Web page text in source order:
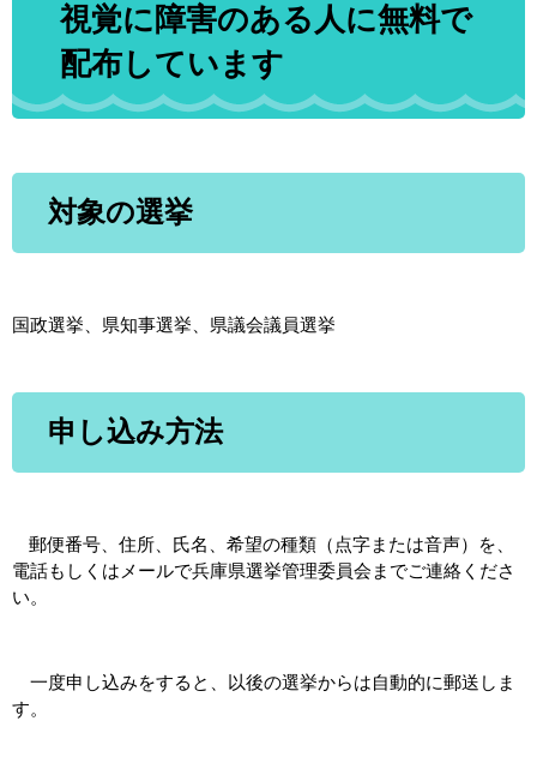
視覚に障害のある人に無料で
配布しています
対象の選挙
国政選挙、県知事選挙、県議会議員選挙
申し込み方法
郵便番号、住所、氏名、希望の種類（点字または音声）を、
電話もしくはメールで兵庫県選挙管理委員会までご連絡くださ
い。
一度申し込みをすると、以後の選挙からは自動的に郵送しま
す。